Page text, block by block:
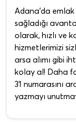
Adana'da emlak
sağladığı
olarak, hızlı ve
hizmetlerimizi
arsa alımı gibi
kolay al! Daha
31 numarasını
yazmayı